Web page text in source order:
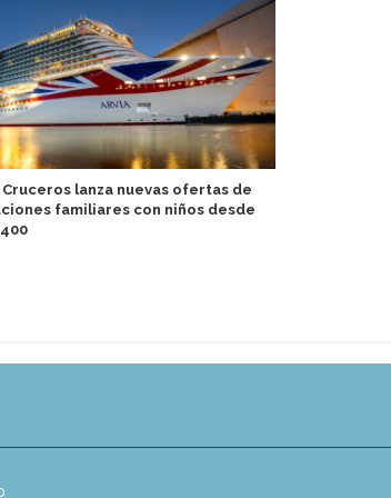
Cruceros lanza nuevas ofertas de
familiares con niños desde
400